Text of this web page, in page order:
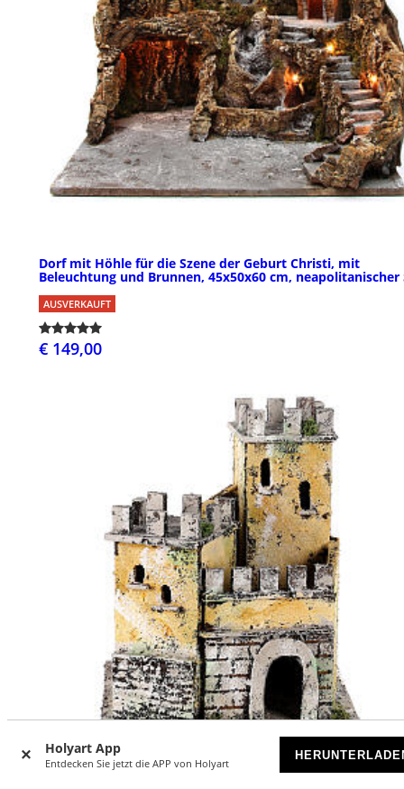
Holyart App
Entdecken Sie jetzt die APP von Holyart
Dorf mit Höhle für die Szene der Geburt Christi, mit
Beleuchtung und Brunnen, 45x50x60 cm, neapolitanischer
AUSVERKAUFT
€ 149,00